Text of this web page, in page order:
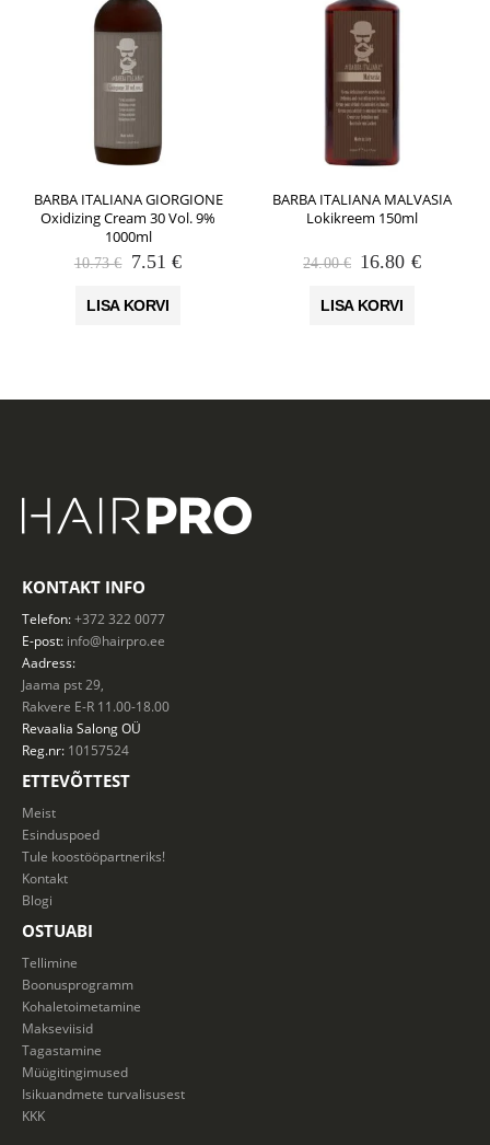
BARBA ITALIANA GIORGIONE
Oxidizing Cream 30 Vol. 9%
1000ml
10.73€ Algne
oli:
7.51€Praegune
LISA KORVI
BARBA ITALIANA MALVASIA
Lokikreem 150ml
24.00€ Algne
oli:
16.80 €
LISA KORVI
KONTAKT INFO
Telefon:+372 322 0077
E-post: info@hairpro.ee
Aadress:
Jaama pst 29,
Rakvere E-R 11.00-18.00
Revaalia SalongOÜ
Reg.nr: 10157524
ETTEVÕTTEST
Meist
Esinduspoed
Tule koostööpartneriks!
Kontakt
Blogi
OSTUABI
Tellimine
Boonusprogramm
Kohaletoimetamine
Makseviisid
Tagastamine
Müügitingimused
Isikuandmete turvalisusest
KKK